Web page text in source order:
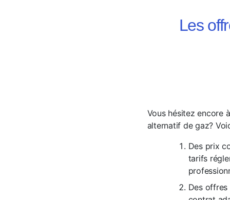
Les
Vous hésitez encore
alternatif de gaz?
Des prix
tarifs
Des offres